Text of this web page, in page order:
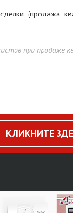
(продажа
при продаже
КЛИКНИТЕ